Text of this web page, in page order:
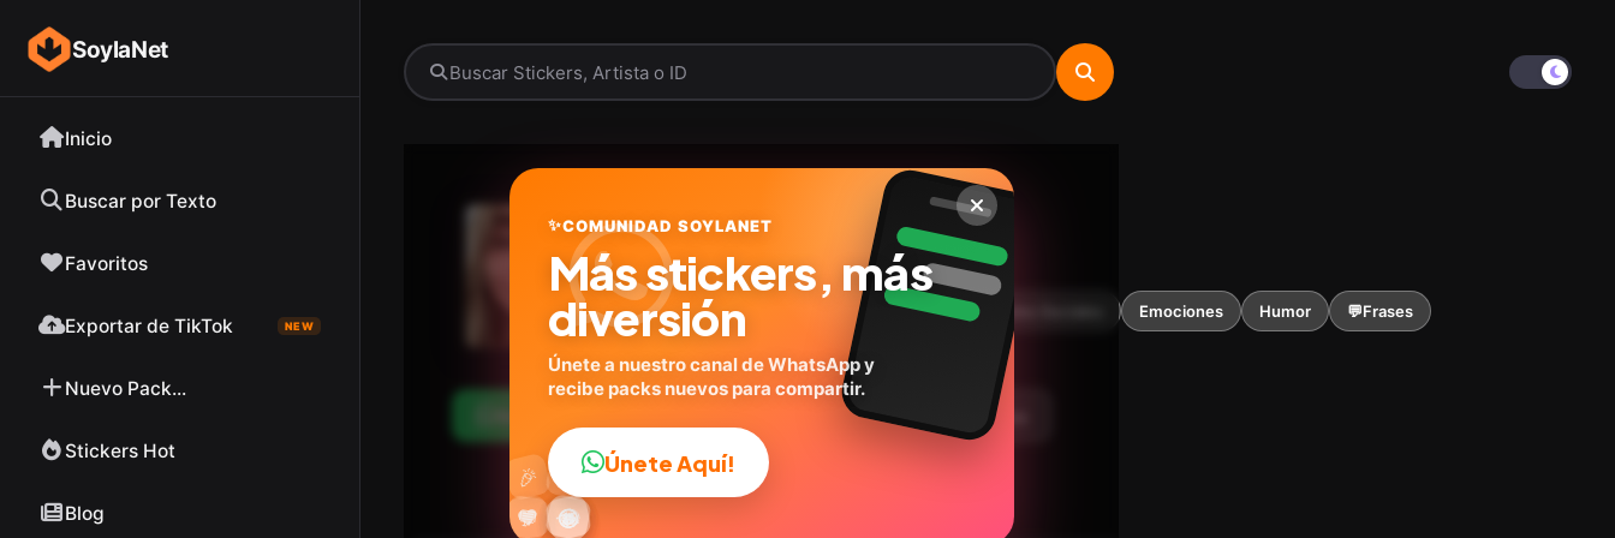
SoylaNet
Inicio
Buscar por Texto
Favoritos
Exportar de TikTok NEW
Nuevo Pack...
Stickers Hot
Blog
My stickers
@nataliaorti099
10stickers Expresiones Emociones Humor 💬Frases
Agregar a favoritos
😎
😂
🔥
💬
❤️ ✨
🤩
😜
🎉 👍
✨COMUNIDAD SOYLANET
Más stickers, más
diversión
Únete a nuestro canal de WhatsApp y
recibe packs nuevos para compartir.
Únete Aquí!